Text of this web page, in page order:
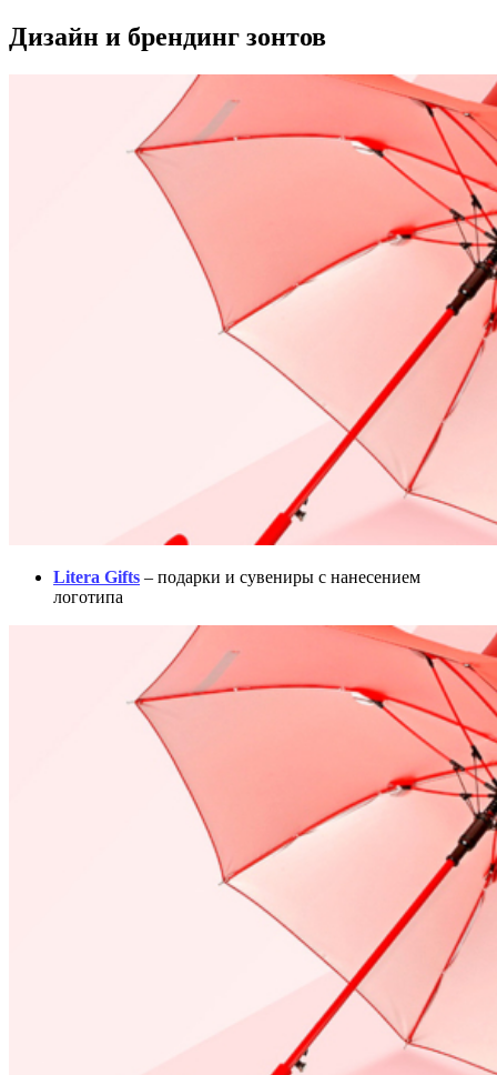
Дизайн и брендинг зонтов
Litera Gifts – подарки и сувениры с нанесением
логотипа